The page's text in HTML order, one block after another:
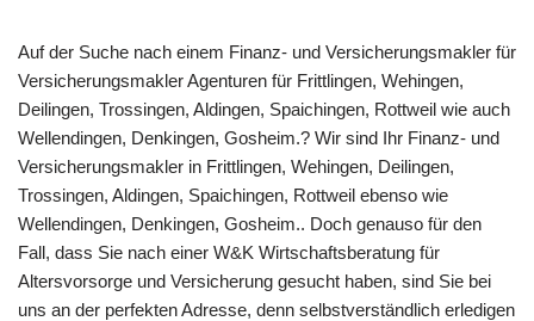
Auf der Suche nach einem Finanz- und Versicherungsmakler für
Versicherungsmakler Agenturen für Frittlingen, Wehingen,
Deilingen, Trossingen, Aldingen, Spaichingen, Rottweil wie auch
Wellendingen, Denkingen, Gosheim.? Wir sind Ihr Finanz- und
Versicherungsmakler in Frittlingen, Wehingen, Deilingen,
Trossingen, Aldingen, Spaichingen, Rottweil ebenso wie
Wellendingen, Denkingen, Gosheim.. Doch genauso für den
Fall, dass Sie nach einer W&K Wirtschaftsberatung für
Altersvorsorge und Versicherung gesucht haben, sind Sie bei
uns an der perfekten Adresse, denn selbstverständlich erledigen